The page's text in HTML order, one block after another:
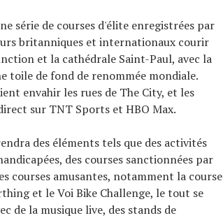
série de courses d'élite enregistrées par
britanniques et internationaux courir
et la cathédrale Saint-Paul, avec la
toile de fond de renommée mondiale.
envahir les rues de The City, et les
sur TNT Sports et HBO Max.
des éléments tels que des activités
des courses sanctionnées par
courses amusantes, notamment la course
et le Voi Bike Challenge, le tout se
de la musique live, des stands de